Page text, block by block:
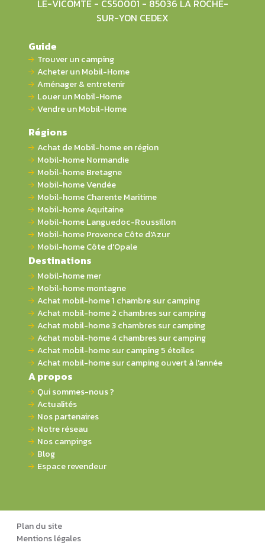
LE-VICOMTE - CS50001 - 85036 LA ROCHE-
SUR-YON CEDEX
Guide
Trouver un camping
Acheter un Mobil-Home
Aménager & entretenir
Louer un Mobil-Home
Vendre un Mobil-Home
Régions
Achat de Mobil-home en région
Mobil-home Normandie
Mobil-home Bretagne
Mobil-home Vendée
Mobil-home Charente Maritime
Mobil-home Aquitaine
Mobil-home Languedoc-Roussillon
Mobil-home Provence Côte d'Azur
Mobil-home Côte d'Opale
Destinations
Mobil-home mer
Mobil-home montagne
Achat mobil-home 1 chambre sur camping
Achat mobil-home 2 chambres sur camping
Achat mobil-home 3 chambres sur camping
Achat mobil-home 4 chambres sur camping
Achat mobil-home sur camping 5 étoiles
Achat mobil-home sur camping ouvert à l'année
A propos
Qui sommes-nous ?
Actualités
Nos partenaires
Notre réseau
Nos campings
Blog
Espace revendeur
Plan du site
Mentions légales